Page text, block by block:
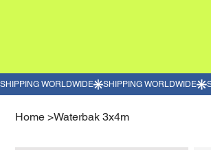
Home >Waterbak 3x4m